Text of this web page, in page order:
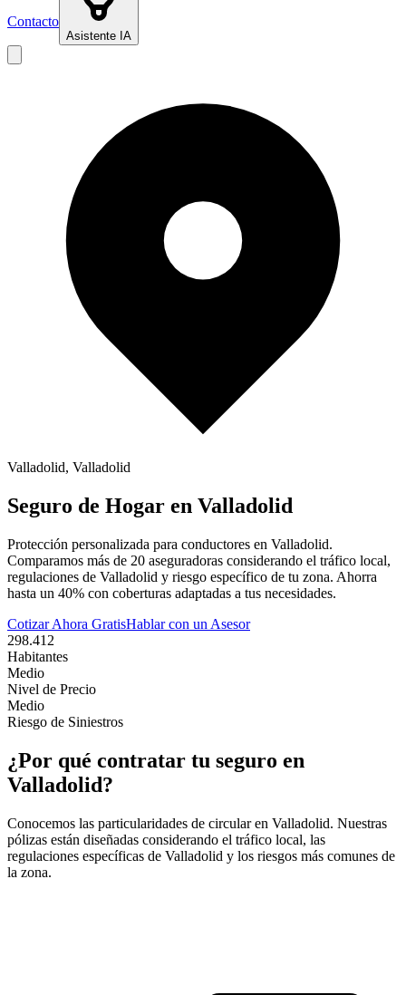
Contacto
Asistente IA
Valladolid, Valladolid
Seguro de Hogar en Valladolid
Protección personalizada para conductores en Valladolid.
Comparamos más de 20 aseguradoras considerando el tráfico local,
regulaciones de Valladolid y riesgo específico de tu zona. Ahorra
hasta un 40% con coberturas adaptadas a tus necesidades.
Cotizar Ahora GratisHablar con un Asesor
298.412
Habitantes
Medio
Nivel de Precio
Medio
Riesgo de Siniestros
¿Por qué contratar tu seguro en
Valladolid?
Conocemos las particularidades de circular en Valladolid. Nuestras
pólizas están diseñadas considerando el tráfico local, las
regulaciones específicas de Valladolid y los riesgos más comunes de
la zona.